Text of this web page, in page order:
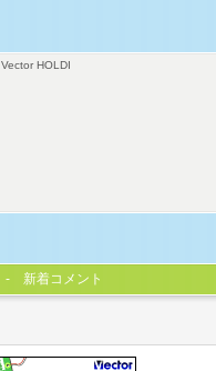
Vector HOLDI
新着コメント